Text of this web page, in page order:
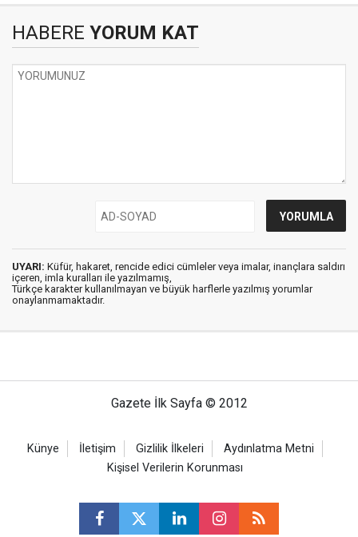
HABERE YORUM KAT
UYARI: Küfür, hakaret, rencide edici cümleler veya imalar, inançlara saldırı
içeren, imla kuralları ile yazılmamış,
Türkçe karakter kullanılmayan ve büyük harflerle yazılmış yorumlar
onaylanmamaktadır.
Gazete İlk Sayfa © 2012
Künye İletişim Gizlilik İlkeleri
Aydınlatma Metni
Kişisel Verilerin Korunması